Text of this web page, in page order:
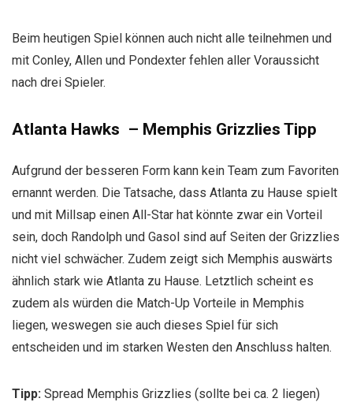
Beim heutigen Spiel können auch nicht alle teilnehmen und
mit Conley, Allen und Pondexter fehlen aller Voraussicht
nach drei Spieler.
Atlanta Hawks – Memphis Grizzlies Tipp
Aufgrund der besseren Form kann kein Team zum Favoriten
ernannt werden. Die Tatsache, dass Atlanta zu Hause spielt
und mit Millsap einen All-Star hat könnte zwar ein Vorteil
sein, doch Randolph und Gasol sind auf Seiten der Grizzlies
nicht viel schwächer. Zudem zeigt sich Memphis auswärts
ähnlich stark wie Atlanta zu Hause. Letztlich scheint es
zudem als würden die Match-Up Vorteile in Memphis
liegen, weswegen sie auch dieses Spiel für sich
entscheiden und im starken Westen den Anschluss halten.
Tipp: Spread Memphis Grizzlies (sollte bei ca. 2 liegen)